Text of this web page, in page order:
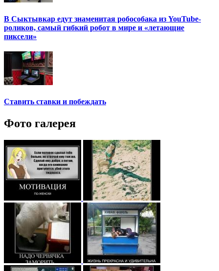
В Сыктывкар едут знаменитая робособака из YouTube-
роликов, самый гибкий робот в мире и «летающие
пиксели»
Ставить ставки и побеждать
Фото галерея